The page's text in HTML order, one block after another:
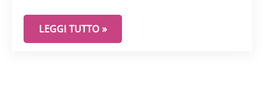
A CHE SERVE UN CHECK UP GINECOLOGICO
LEGGI TUTTO »